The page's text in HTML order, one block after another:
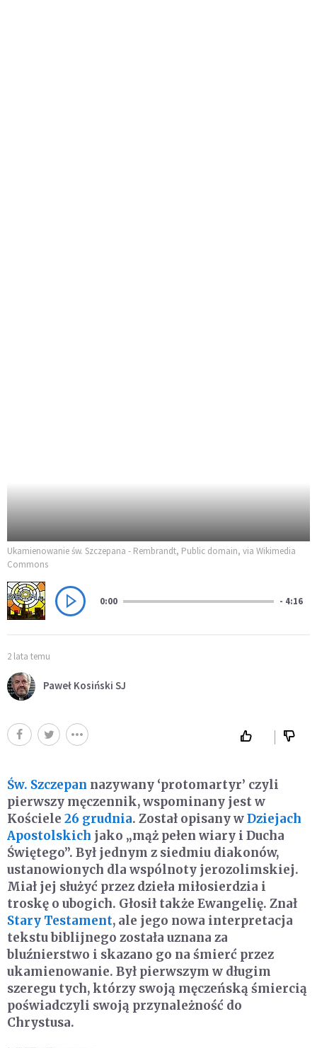
Ukamienowanie św. Szczepana - Rembrandt, Public domain, via Wikimedia
Commons
0:00 - 4:16
2 lata temu
Paweł Kosiński SJ
Św. Szczepan nazywany ‘protomartyr’ czyli
pierwszy męczennik, wspominany jest w
Kościele 26 grudnia. Został opisany wDziejach
Apostolskich jako „mąż pełen wiary i Ducha
Świętego”. Był jednym z siedmiu diakonów,
ustanowionych dla wspólnoty jerozolimskiej.
Miał jej służyć przez dzieła miłosierdzia i
troskę o ubogich. Głosił także Ewangelię. Znał
Stary Testament, ale jego nowa interpretacja
tekstu biblijnego została uznana za
bluźnierstwo i skazano go na śmierć przez
ukamienowanie. Był pierwszym w długim
szeregu tych, którzy swoją męczeńską śmiercią
poświadczyli swoją przynależność do
Chrystusa.